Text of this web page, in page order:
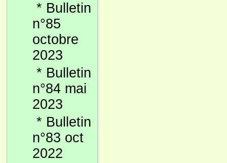
* Bulletin
n°85
octobre
2023
* Bulletin
n°84 mai
2023
* Bulletin
n°83 oct
2022